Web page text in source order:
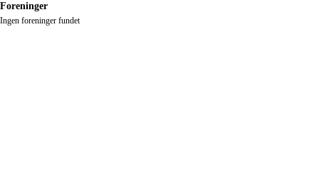
Foreninger
Ingen foreninger fundet